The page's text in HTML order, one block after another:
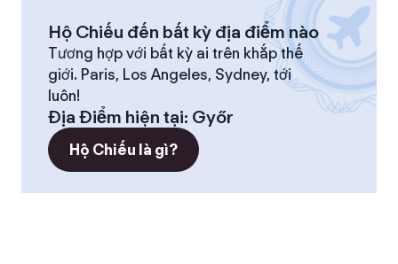
Hộ Chiếu đến bất kỳ địa điểm nào
Tương hợp với bất kỳ ai trên khắp thế
giới. Paris, Los Angeles, Sydney, tới
luôn!
Địa Điểm hiện tại: Győr
Hộ Chiếu là gì?